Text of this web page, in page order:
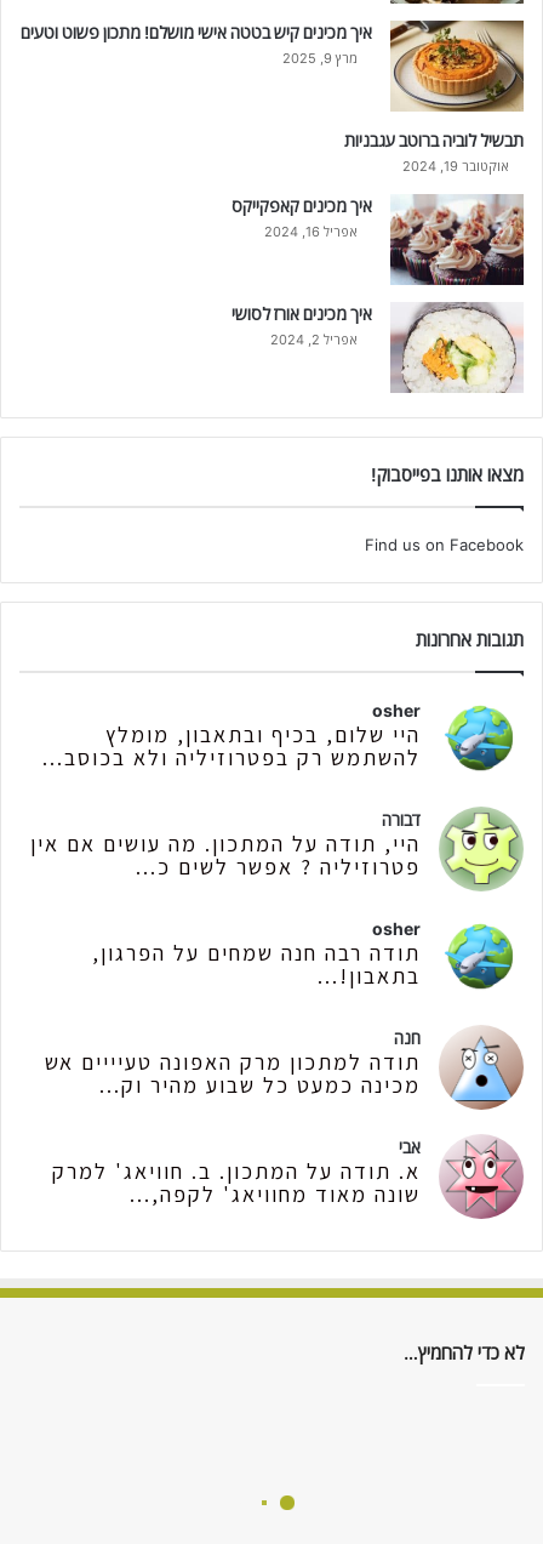
איך מכינים קיש בטטה אישי מושלם! מתכון פשוט וטעים
מרץ 9, 2025
תבשיל לוביה ברוטב עגבניות
אוקטובר 19, 2024
איך מכינים קאפקייקס
אפריל 16, 2024
איך מכינים אורז לסושי
אפריל 2, 2024
מצאו אותנו בפייסבוק!
Find us on Facebook
תגובות אחרונות
osher
היי שלום, בכיף ובתאבון, מומלץ
להשתמש רק בפטרוזיליה ולא בכוסב...
דבורה
היי, תודה על המתכון. מה עושים אם אין
פטרוזיליה ? אפשר לשים כ...
osher
תודה רבה חנה שמחים על הפרגון,
בתאבון!...
חנה
תודה למתכון מרק האפונה טעיייים אש
מכינה כמעט כל שבוע מהיר וק...
אבי
א. תודה על המתכון. ב. חוויאג' למרק
שונה מאוד מחוויאג' לקפה,...
לא כדי להחמיץ…